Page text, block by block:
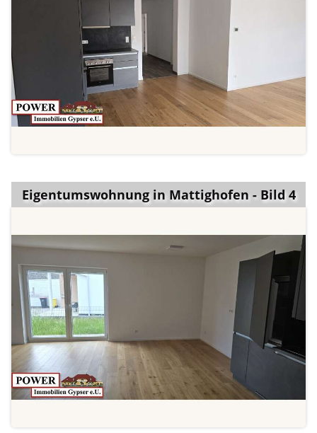
Eigentumswohnung in Mattighofen - Bild 4